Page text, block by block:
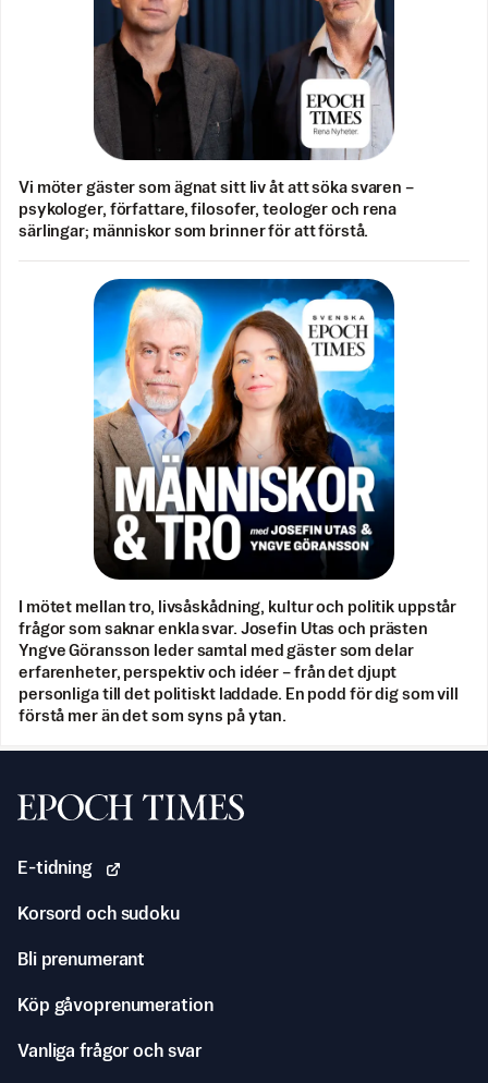
Vi möter gäster som ägnat sitt liv åt att söka svaren –
psykologer, författare, filosofer, teologer och rena
särlingar; människor som brinner för att förstå.
I mötet mellan tro, livsåskådning, kultur och politik uppstår
frågor som saknar enkla svar. Josefin Utas och prästen
Yngve Göransson leder samtal med gäster som delar
erfarenheter, perspektiv och idéer – från det djupt
personliga till det politiskt laddade. En podd för dig som vill
förstå mer än det som syns på ytan.
Svenska Epoch Times
E-tidning
Korsord och sudoku
Bli prenumerant
Köp gåvoprenumeration
Vanliga frågor och svar